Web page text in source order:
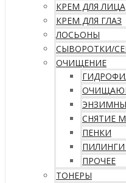
КРЕМ ДЛЯ ЛИЦА
КРЕМ ДЛЯ ГЛАЗ
ЛОСЬОНЫ
СЫВОРОТКИ/
ОЧИЩЕНИЕ
СНЯТИЕ
ПЕНКИ
ПРОЧЕЕ
ТОНЕРЫ